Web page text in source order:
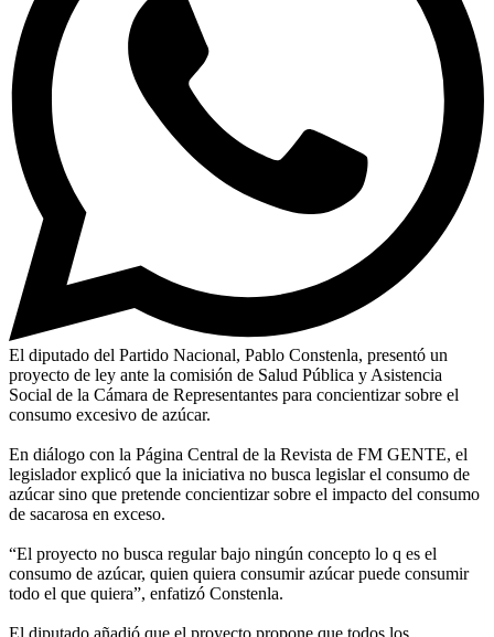
El diputado del Partido Nacional, Pablo Constenla, presentó un
proyecto de ley ante la comisión de Salud Pública y Asistencia
Social de la Cámara de Representantes para concientizar sobre el
consumo excesivo de azúcar.
En diálogo con la Página Central de la Revista de FM GENTE, el
legislador explicó que la iniciativa no busca legislar el consumo de
azúcar sino que pretende concientizar sobre el impacto del consumo
de sacarosa en exceso.
“El proyecto no busca regular bajo ningún concepto lo q es el
consumo de azúcar, quien quiera consumir azúcar puede consumir
todo el que quiera”, enfatizó Constenla.
El diputado añadió que el proyecto propone que todos los